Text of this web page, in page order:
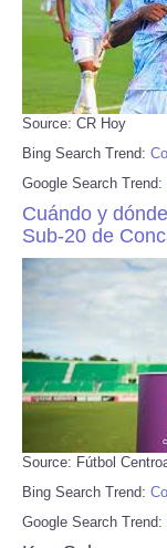
Source: CR Hoy
Bing Search Trend:
Google Search Trend:
Cuándo y
Sub-20 de
Source: Fútbol
Bing Search Trend:
Google Search Trend: